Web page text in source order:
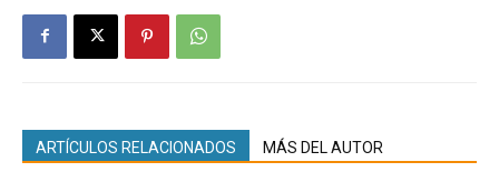
ARTÍCULOS RELACIONADOS MÁS DEL AUTOR